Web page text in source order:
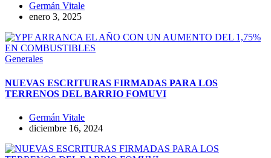
Germán Vitale
enero 3, 2025
Generales
NUEVAS ESCRITURAS FIRMADAS PARA LOS
TERRENOS DEL BARRIO FOMUVI
Germán Vitale
diciembre 16, 2024